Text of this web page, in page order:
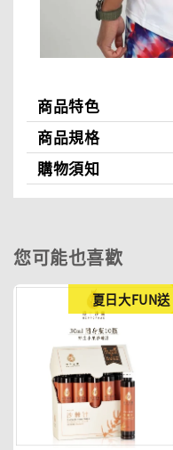
商品特色
商品規格
購物須知
您可能也喜歡
夏日大FUN送